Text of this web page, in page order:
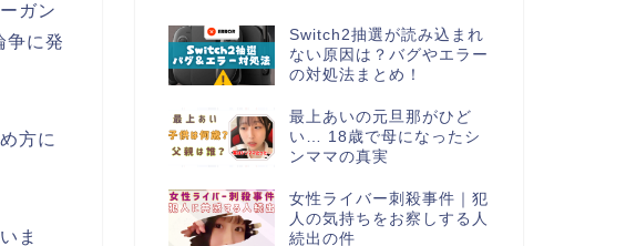
ガン
争に発
方に
ま
Switch2抽選が読み込まれ
ない原因は？バグやエラー
の対処法まとめ！
最上あいの元旦那がひど
い… 18歳で母になったシ
ンママの真実
女性ライバー刺殺事件｜犯
人の気持ちをお察しする人
続出の件